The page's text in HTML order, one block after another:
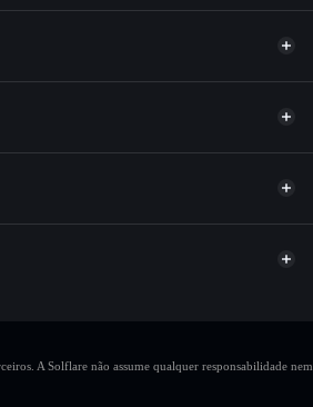
as carteiras usando o Agregador de
Solflare
A Solflare não assume qualquer responsabilidade nem